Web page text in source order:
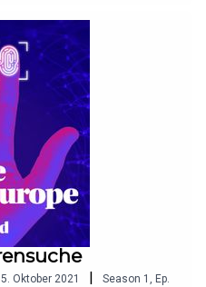
Oktober 2021 | Season 1 , Ep.